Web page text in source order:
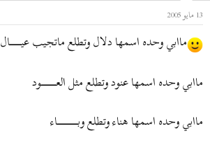
ل
م
و
ض
ع
ل
ب
ء
13 مايو 2005
ماابي وحده اسمها دلال وتطلع ماتجيب عيــــــــــــــــال
ماابي وحده اسمها عنود وتطلع مثل العـــــــــــــــــــــود
ماابي وحده اسمها هناء وتطلع وبـــــــــــــــــــــــــــــاء